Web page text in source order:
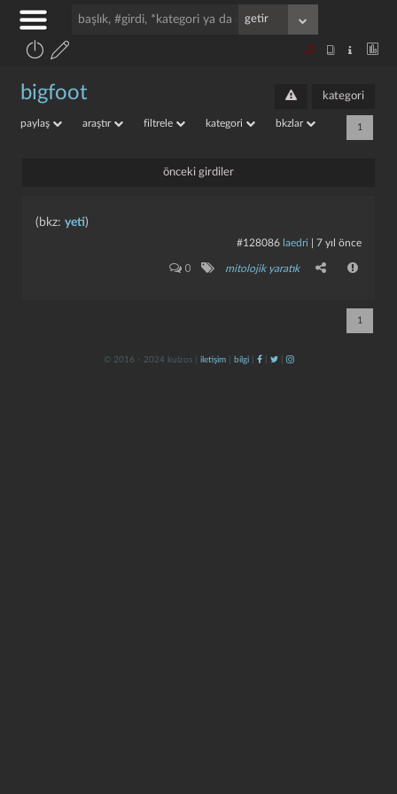
bigfoot kategori
paylaş araştır filtrele kategori bkzlar 1
önceki girdiler
(bkz: yeti)
#128086 laedri 7 yıl önce
0 mitolojik yaratık
1
© 2016 - 2024 kulzos | iletişim| bilgi| | |